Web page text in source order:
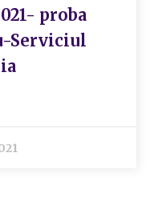
proba
Serviciul